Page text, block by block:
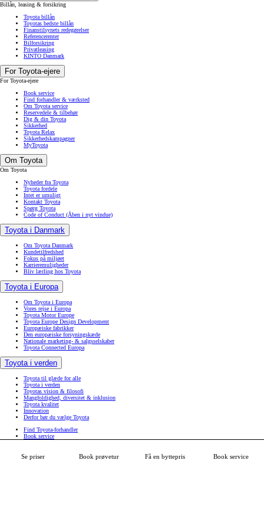
Se priser Book prøvetur Få en byttepris Book service
Billån, leasing & forsikring
Toyota billån
Toyotas bedste billån
Finanstilsynets redegørelser
Referencerenter
Bilforsikring
Privatleasing
KINTO Danmark
For Toyota-ejere
For Toyota-ejere
Book service
Find forhandler & værksted
Om Toyota service
Reservedele & tilbehør
Dig & din Toyota
Sikkerhed
Toyota Relax
Sikkerhedskampagner
MyToyota
Om Toyota
Om Toyota
Nyheder fra Toyota
Toyota fordele
Intet er umuligt
Kontakt Toyota
Spørg Toyota
Code of Conduct (Åben i nyt vindue)
Toyota i Danmark
Om Toyota Danmark
Kundetilfredshed
Fokus på miljøet
Karrieremuligheder
Bliv lærling hos Toyota
Toyota i Europa
Om Toyota i Europa
Vores rejse i Europa
Toyota Motor Europe
Toyota Europe Design Development
Europæiske fabrikker
Den europæiske forsyningskæde
Nationale marketing- & salgsselskaber
Toyota Connected Europa
Toyota i verden
Toyota til glæde for alle
Toyota i verden
Toyotas vision & filosofi
Mangfoldighed, diversitet & inklusion
Toyota kvalitet
Innovation
Derfor bør du vælge Toyota
Find Toyota-forhandler
Book service
Tilgængelighedserklæring
Datadeling